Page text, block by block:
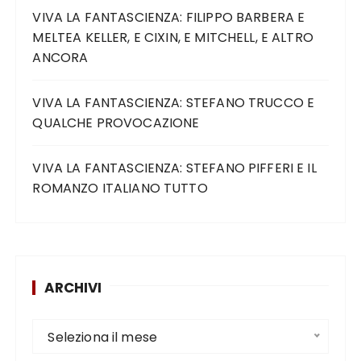
VIVA LA FANTASCIENZA: FILIPPO BARBERA E
MELTEA KELLER, E CIXIN, E MITCHELL, E ALTRO
ANCORA
VIVA LA FANTASCIENZA: STEFANO TRUCCO E
QUALCHE PROVOCAZIONE
VIVA LA FANTASCIENZA: STEFANO PIFFERI E IL
ROMANZO ITALIANO TUTTO
ARCHIVI
Seleziona il mese